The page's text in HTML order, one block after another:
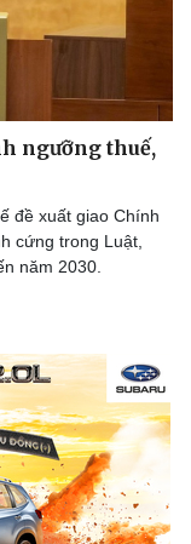
ngưỡng thuế,
đề xuất giao Chính
cứng trong Luật,
năm 2030.